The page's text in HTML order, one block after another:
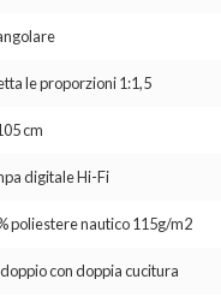
le proporzioni 1:1,5
cm
digitale Hi-Fi
poliestere nautico 115g/m2
con doppia cucitura